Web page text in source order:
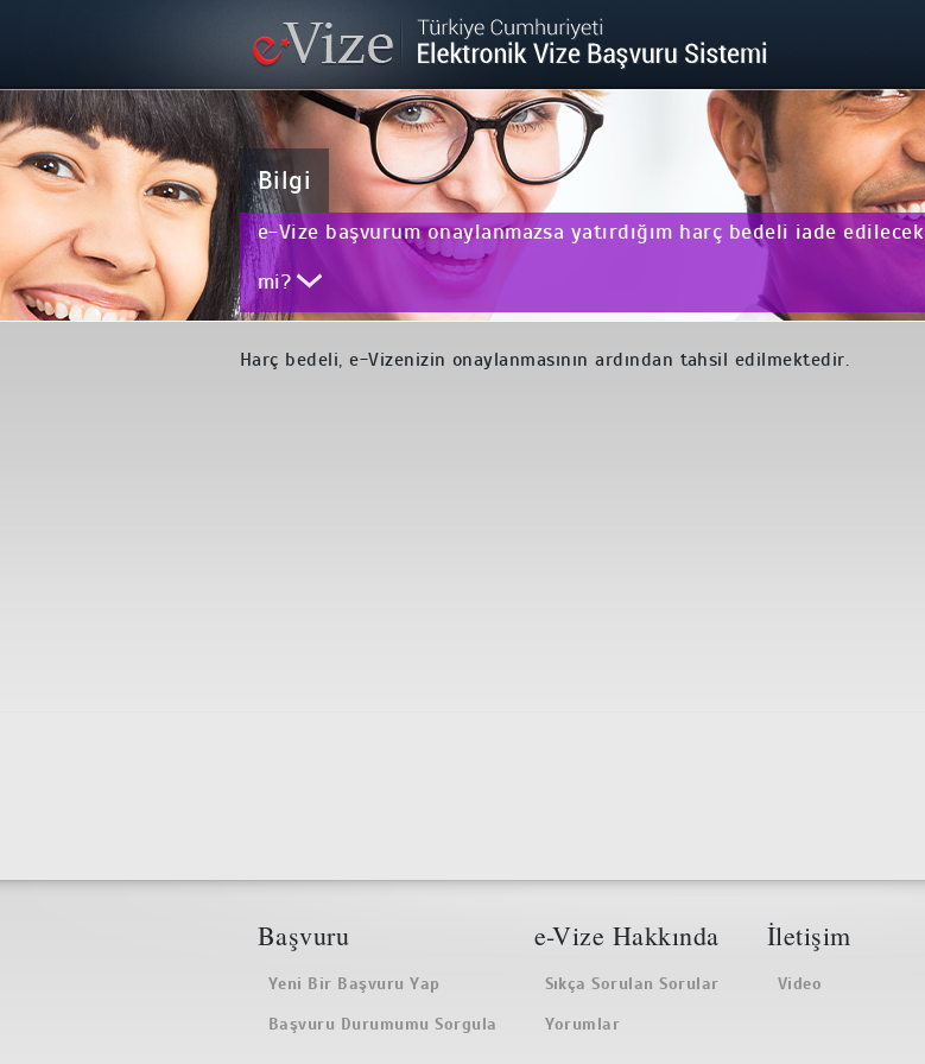
Bilgi
e-Vize başvurum onaylanmazsa yatırdığım harç bedeli iade edilecek
mi?
Harç bedeli, e-Vizenizin onaylanmasının ardından tahsil edilmektedir.
Başvuru
Yeni Bir Başvuru Yap
Başvuru Durumumu Sorgula
e-Vize Hakkında
Sıkça Sorulan Sorular
Yorumlar
İletişim
Video